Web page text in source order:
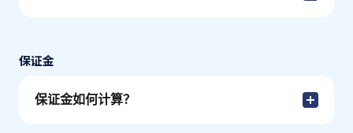
保证金
保证金如何计算？